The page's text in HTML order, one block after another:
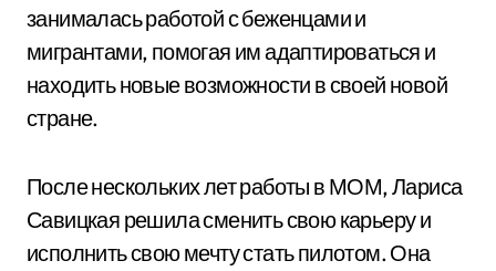
занималась работой с беженцами и
мигрантами, помогая им адаптироваться и
находить новые возможности в своей новой
стране.
После нескольких лет работы в МОМ, Лариса
Савицкая решила сменить свою карьеру и
исполнить свою мечту стать пилотом. Она